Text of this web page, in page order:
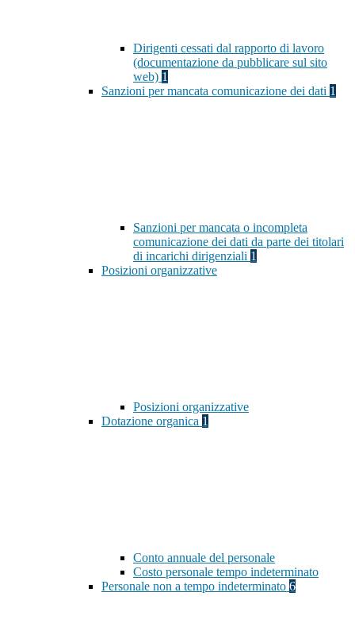
Dirigenti cessati dal rapporto di lavoro
(documentazione da pubblicare sul sito
web) 1
Sanzioni per mancata comunicazione dei dati 1
Sanzioni per mancata o incompleta
comunicazione dei dati da parte dei titolari
di incarichi dirigenziali 1
Posizioni organizzative
Posizioni organizzative
Dotazione organica 1
Conto annuale del personale
Costo personale tempo indeterminato
Personale non a tempo indeterminato 6